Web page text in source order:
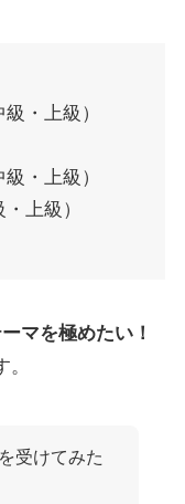
・上級）
・上級）
上級）
マを極めたい！
受けてみた